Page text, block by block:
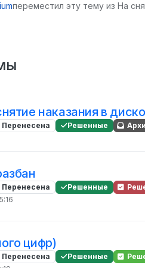
переместил эту тему из На
наказания в
Перенесена Решенные
Перенесена Решенные
цифр)
Перенесена Решенные